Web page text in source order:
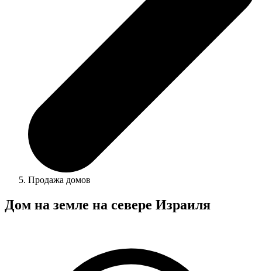
Продажа домов
Дом на земле на севере Израиля